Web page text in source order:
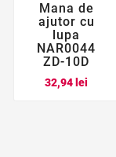
Mana de
ajutor cu
lupa
NAR0044
ZD-10D
32,94 lei